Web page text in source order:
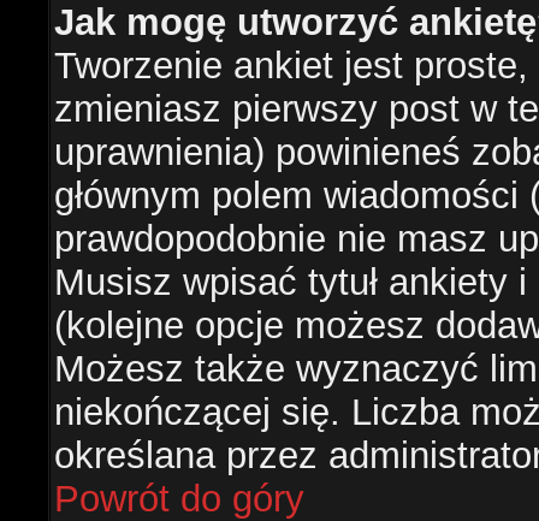
Jak mogę utworzyć
Tworzenie ankiet jest
zmieniasz pierwszy post w
uprawnienia) powinieneś
głównym polem
prawdopodobnie nie masz
Musisz wpisać tytuł ankiety
(kolejne opcje możesz
Możesz także wyznaczyć
niekończącej się. Liczba
określana przez
Powrót do góry